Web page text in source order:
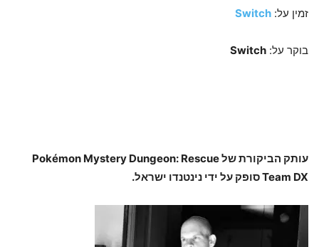
זמין על: Switch
בוקר על: Switch
עותק הביקורת של Pokémon Mystery Dungeon: Rescue
Team DX סופק על ידי נינטנדו ישראל.